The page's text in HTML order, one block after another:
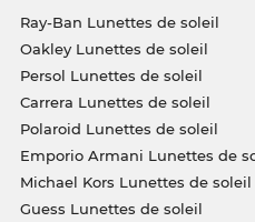
Ray-Ban Lunettes de soleil
Oakley Lunettes de soleil
Persol Lunettes de soleil
Carrera Lunettes de soleil
Polaroid Lunettes de soleil
Emporio Armani Lunettes de
Michael Kors Lunettes de soleil
Guess Lunettes de soleil